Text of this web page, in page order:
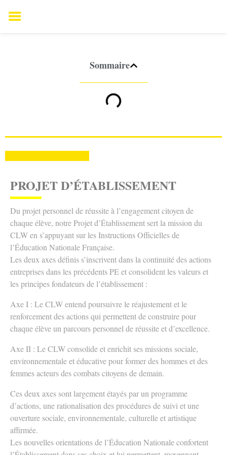
Sommaire
PROJET D’ÉTABLISSEMENT
Du projet personnel de réussite à l’engagement citoyen de
chaque élève, notre Projet d’Établissement sert la mission du
CLW en s’appuyant sur les Instructions Officielles de
l’Éducation Nationale Française.
Les deux axes définis s’inscrivent dans la continuité des actions
entreprises dans les précédents PE et consolident les valeurs et
les principes fondateurs de l’établissement :
Axe I : Le CLW entend poursuivre le réajustement et le
renforcement des actions qui permettent de construire pour
chaque élève un parcours personnel de réussite et d’excellence.
Axe II : Le CLW consolide et enrichit ses missions sociale,
environnementale et éducative pour former des hommes et des
femmes acteurs des combats citoyens de demain.
Ces deux axes sont largement étayés par un programme
d’actions, une rationalisation des procédures de suivi et une
ouverture sociale, environnementale, culturelle et artistique
affirmée.
Les nouvelles orientations de l’Éducation Nationale confortent